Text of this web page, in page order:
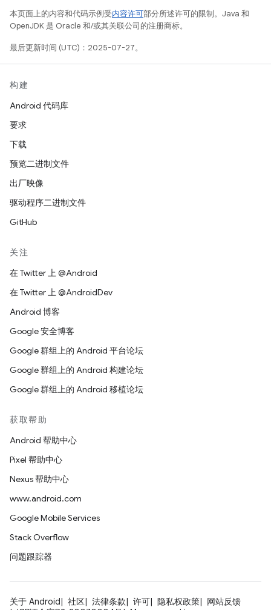
本页面上的内容和代码示例受内容许可部分所述许可的限制。Java 和
OpenJDK 是 Oracle 和/或其关联公司的注册商标。
最后更新时间 (UTC)：2025-07-27。
构建
Android 代码库
要求
下载
预览二进制文件
出厂映像
驱动程序二进制文件
GitHub
关注
在 Twitter 上 @Android
在 Twitter 上 @AndroidDev
Android 博客
Google 安全博客
Google 群组上的 Android 平台论坛
Google 群组上的 Android 构建论坛
Google 群组上的 Android 移植论坛
获取帮助
Android 帮助中心
Pixel 帮助中心
Nexus 帮助中心
www.android.com
Google Mobile Services
Stack Overflow
问题跟踪器
关于 Android 社区 法律条款 许可 隐私权政策
网站反馈